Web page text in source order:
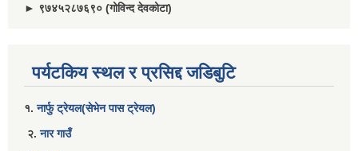
► ९७४५२८७६९० (गोविन्द देवकोटा)
पर्यटकिय स्थल र प्रसिद्द जडिबुटि
१.नार्फु ट्रेयल(सेभेन पास ट्रेयल)
२.नार गाउँ